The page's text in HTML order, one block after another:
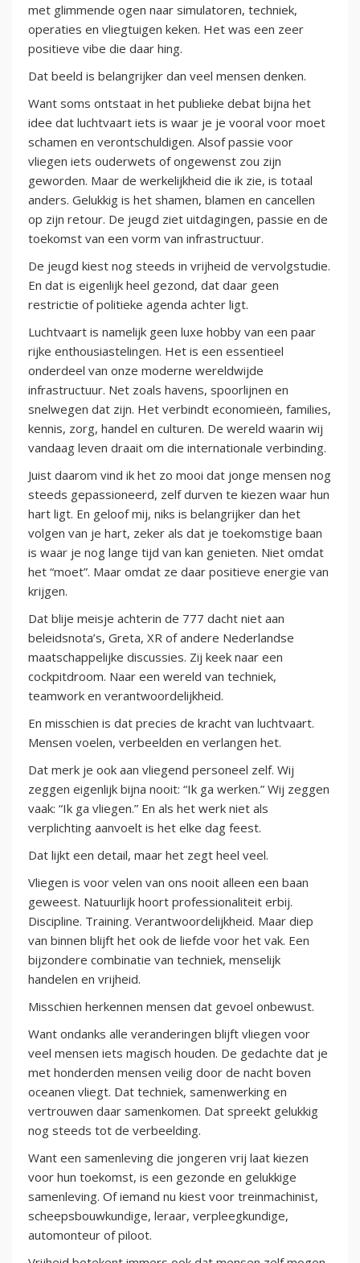
met glimmende ogen naar simulatoren, techniek,
operaties en vliegtuigen keken. Het was een zeer
positieve vibe die daar hing.
Dat beeld is belangrijker dan veel mensen denken.
Want soms ontstaat in het publieke debat bijna het
idee dat luchtvaart iets is waar je je vooral voor moet
schamen en verontschuldigen. Alsof passie voor
vliegen iets ouderwets of ongewenst zou zijn
geworden. Maar de werkelijkheid die ik zie, is totaal
anders. Gelukkig is het shamen, blamen en cancellen
op zijn retour. De jeugd ziet uitdagingen, passie en de
toekomst van een vorm van infrastructuur.
De jeugd kiest nog steeds in vrijheid de vervolgstudie.
En dat is eigenlijk heel gezond, dat daar geen
restrictie of politieke agenda achter ligt.
Luchtvaart is namelijk geen luxe hobby van een paar
rijke enthousiastelingen. Het is een essentieel
onderdeel van onze moderne wereldwijde
infrastructuur. Net zoals havens, spoorlijnen en
snelwegen dat zijn. Het verbindt economieën, families,
kennis, zorg, handel en culturen. De wereld waarin wij
vandaag leven draait om die internationale verbinding.
Juist daarom vind ik het zo mooi dat jonge mensen nog
steeds gepassioneerd, zelf durven te kiezen waar hun
hart ligt. En geloof mij, niks is belangrijker dan het
volgen van je hart, zeker als dat je toekomstige baan
is waar je nog lange tijd van kan genieten. Niet omdat
het “moet”. Maar omdat ze daar positieve energie van
krijgen.
Dat blije meisje achterin de 777 dacht niet aan
beleidsnota’s, Greta, XR of andere Nederlandse
maatschappelijke discussies. Zij keek naar een
cockpitdroom. Naar een wereld van techniek,
teamwork en verantwoordelijkheid.
En misschien is dat precies de kracht van luchtvaart.
Mensen voelen, verbeelden en verlangen het.
Dat merk je ook aan vliegend personeel zelf. Wij
zeggen eigenlijk bijna nooit: “Ik ga werken.” Wij zeggen
vaak: “Ik ga vliegen.” En als het werk niet als
verplichting aanvoelt is het elke dag feest.
Dat lijkt een detail, maar het zegt heel veel.
Vliegen is voor velen van ons nooit alleen een baan
geweest. Natuurlijk hoort professionaliteit erbij.
Discipline. Training. Verantwoordelijkheid. Maar diep
van binnen blijft het ook de liefde voor het vak. Een
bijzondere combinatie van techniek, menselijk
handelen en vrijheid.
Misschien herkennen mensen dat gevoel onbewust.
Want ondanks alle veranderingen blijft vliegen voor
veel mensen iets magisch houden. De gedachte dat je
met honderden mensen veilig door de nacht boven
oceanen vliegt. Dat techniek, samenwerking en
vertrouwen daar samenkomen. Dat spreekt gelukkig
nog steeds tot de verbeelding.
Want een samenleving die jongeren vrij laat kiezen
voor hun toekomst, is een gezonde en gelukkige
samenleving. Of iemand nu kiest voor treinmachinist,
scheepsbouwkundige, leraar, verpleegkundige,
automonteur of piloot.